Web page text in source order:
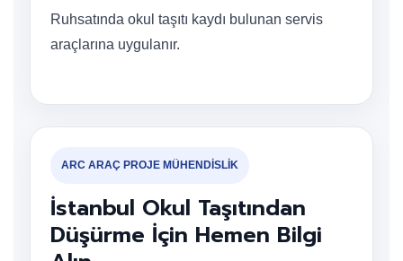
Ruhsatında okul taşıtı kaydı bulunan servis
araçlarına uygulanır.
ARC ARAÇ PROJE MÜHENDİSLİK
İstanbul Okul Taşıtından
Düşürme İçin Hemen Bilgi